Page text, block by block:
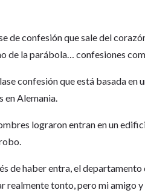
de confesión que sale del
de la parábola… confesiones
confesión que está basada en
en Alemania.
lograron entran en un
de haber entra, el
realmente tonto, pero mi amigo